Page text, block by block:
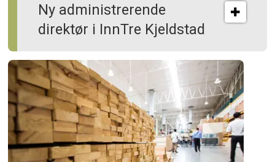
Ny administrerende
direktør i InnTre Kjeldstad